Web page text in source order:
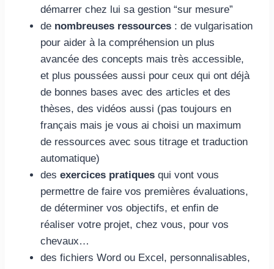
démarrer chez lui sa gestion “sur mesure”
de nombreuses ressources : de vulgarisation
pour aider à la compréhension un plus
avancée des concepts mais très accessible,
et plus poussées aussi pour ceux qui ont déjà
de bonnes bases avec des articles et des
thèses, des vidéos aussi (pas toujours en
français mais je vous ai choisi un maximum
de ressources avec sous titrage et traduction
automatique)
des exercices pratiques qui vont vous
permettre de faire vos premières évaluations,
de déterminer vos objectifs, et enfin de
réaliser votre projet, chez vous, pour vos
chevaux…
des fichiers Word ou Excel, personnalisables,